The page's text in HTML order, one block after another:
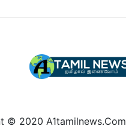
© 2020 A1tamilnews.Com